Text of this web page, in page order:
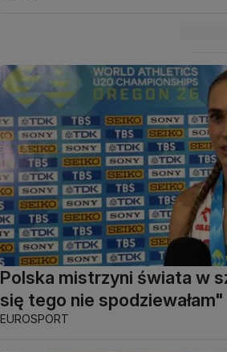
Polska mistrzyni świata w
się tego nie spodziewałam"
EUROSPORT